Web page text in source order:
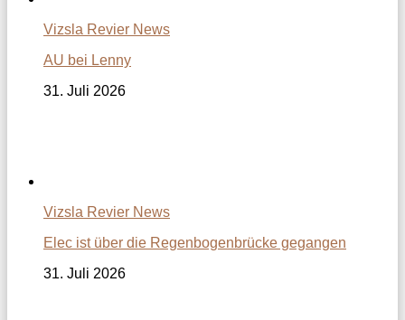
Vizsla Revier News
AU bei Lenny
31. Juli 2026
Vizsla Revier News
Elec ist über die Regenbogenbrücke gegangen
31. Juli 2026